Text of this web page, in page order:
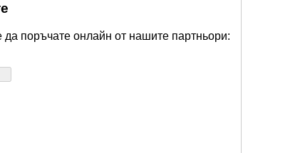
да поръчате онлайн от нашите партньори: